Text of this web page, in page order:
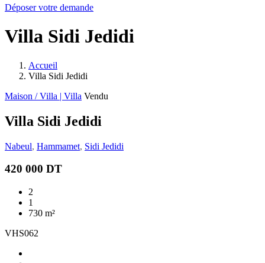
Déposer votre demande
Villa Sidi Jedidi
Accueil
Villa Sidi Jedidi
Maison / Villa | Villa Vendu
Villa Sidi Jedidi
Nabeul, Hammamet, Sidi Jedidi
420 000 DT
2
1
730 m²
VHS062